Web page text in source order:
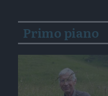
Primo piano